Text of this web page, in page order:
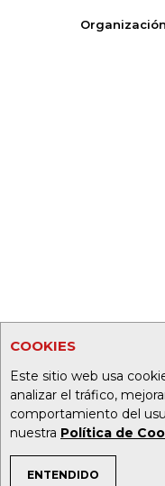
COOKIES
Este sitio web usa
analizar el tráfico,
comportamiento del
nuestra Política de
ENTENDIDO